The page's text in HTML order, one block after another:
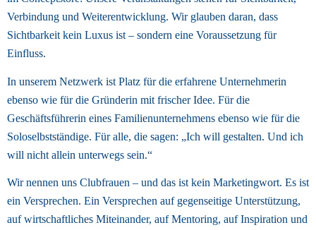
Verbindung und Weiterentwicklung. Wir glauben daran, dass
Sichtbarkeit kein Luxus ist – sondern eine Voraussetzung für
Einfluss.
In unserem Netzwerk ist Platz für die erfahrene Unternehmerin
ebenso wie für die Gründerin mit frischer Idee. Für die
Geschäftsführerin eines Familienunternehmens ebenso wie für die
Soloselbstständige. Für alle, die sagen: „Ich will gestalten. Und ich
will nicht allein unterwegs sein.“
Wir nennen uns Clubfrauen – und das ist kein Marketingwort. Es ist
ein Versprechen. Ein Versprechen auf gegenseitige Unterstützung,
auf wirtschaftliches Miteinander, auf Mentoring, auf Inspiration und